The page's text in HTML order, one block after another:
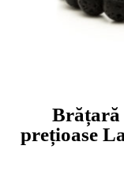
Brățară
prețioase